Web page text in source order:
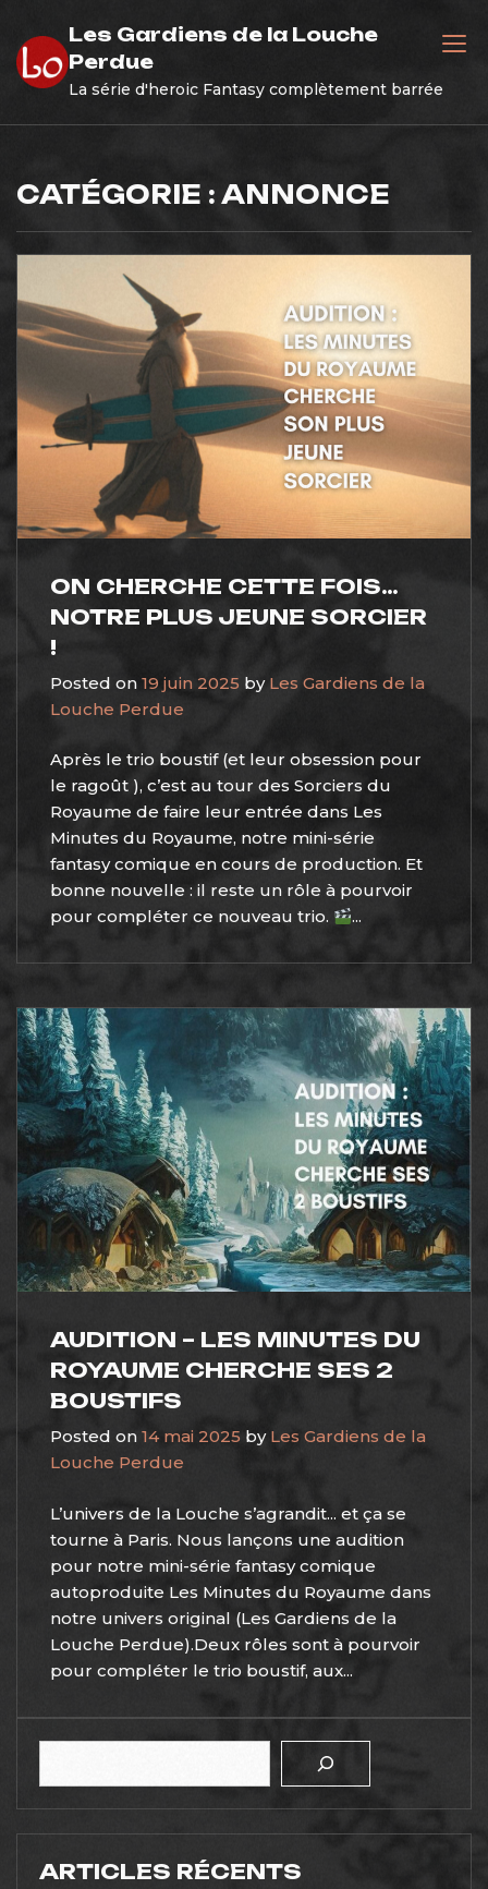
content
Les Gardiens de la Louche
Perdue
La série d'heroic Fantasy complètement barrée
CATÉGORIE : ANNONCE
ON CHERCHE CETTE FOIS…
NOTRE PLUS JEUNE SORCIER
!
Posted on 19 juin 2025 by Les Gardiens de la
Louche Perdue
Après le trio boustif (et leur obsession pour
le ragoût ), c’est au tour des Sorciers du
Royaume de faire leur entrée dans Les
Minutes du Royaume, notre mini-série
fantasy comique en cours de production. Et
bonne nouvelle : il reste un rôle à pourvoir
pour compléter ce nouveau trio.
...
AUDITION – LES MINUTES DU
ROYAUME CHERCHE SES 2
BOUSTIFS
Posted on 14 mai 2025 by Les Gardiens de la
Louche Perdue
L’univers de la Louche s’agrandit... et ça se
tourne à Paris. Nous lançons une audition
pour notre mini-série fantasy comique
autoproduite Les Minutes du Royaume dans
notre univers original (Les Gardiens de la
Louche Perdue).Deux rôles sont à pourvoir
pour compléter le trio boustif, aux...
ARTICLES RÉCENTS